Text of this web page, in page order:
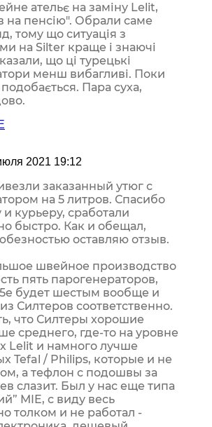
ательє на заміну Lelit,
на пенсію". Обрали саме
тому що ситуація з
на Silter краще і знаючі
що ці турецькі
менш вибагливі. Поки
Пара суха,
2021 19:12
заказанный утюг с
на 5 литров. Спасибо
курьеру, сработали
быстро. Как и обещал,
оставляю отзыв.
швейное производство
пять парогенераторов,
будет шестым вообще и
Силтеров соответственно.
что Силтеры хорошие
среднего, где-то на уровне
Lelit и намного лучше
Tefal / Philips, которые и не
а тефлон с подошвы за
слазит. Был у нас еще типа
MIE, с виду весь
толком и не работал -